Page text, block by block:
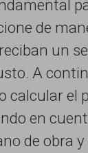
de
un
A
calcular el
en
de obra